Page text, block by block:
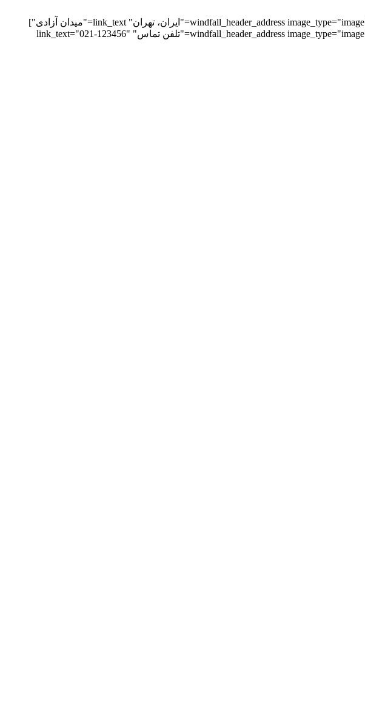
[windfall_header_address image_type="image" contact_image="https://victorthemes.com/themes/windfall/wp-content/uploads/2019/04/icon2@2x.png" main_text="ایران، تهران" link_text="میدان آزادی"]
[windfall_header_address image_type="image" contact_image="https://victorthemes.com/themes/windfall/wp-content/uploads/2019/04/icon3@2x.png" main_text="تلفن تماس" link_text="021-123456"